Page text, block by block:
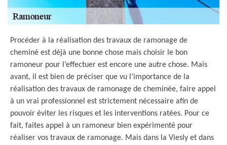
Procéder à la réalisation des travaux de ramonage de
cheminé est déjà une bonne chose mais choisir le bon
ramoneur pour l’effectuer est encore une autre chose. Mais
avant, il est bien de préciser que vu l’importance de la
réalisation des travaux de ramonage de cheminée, faire appel
à un vrai professionnel est strictement nécessaire afin de
pouvoir éviter les risques et les interventions ratées. Pour ce
fait, faites appel à un ramoneur bien expérimenté pour
réaliser vos travaux de ramonage. Mais dans la Viesly et dans